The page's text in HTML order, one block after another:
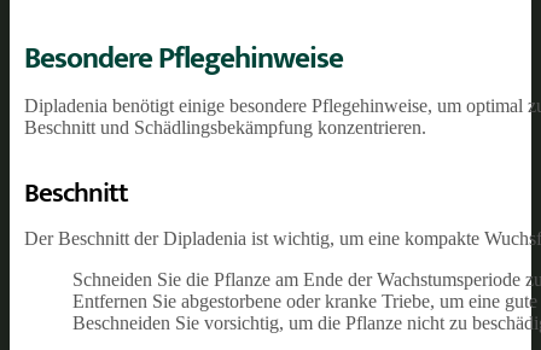
Besondere Pflegehinweise
Dipladenia benötigt einige besondere Pflegehinweise, um optimal
Beschnitt und Schädlingsbekämpfung konzentrieren.
Beschnitt
Der Beschnitt der Dipladenia ist wichtig, um eine kompakte
Schneiden Sie die Pflanze am Ende der Wachstumsperiode
Entfernen Sie abgestorbene oder kranke Triebe, um eine
Beschneiden Sie vorsichtig, um die Pflanze nicht zu